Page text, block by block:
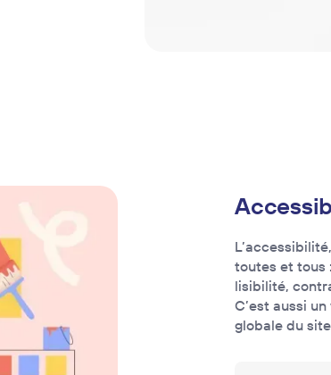
toutes et tous
lisibilité,
C’est aussi
globale du